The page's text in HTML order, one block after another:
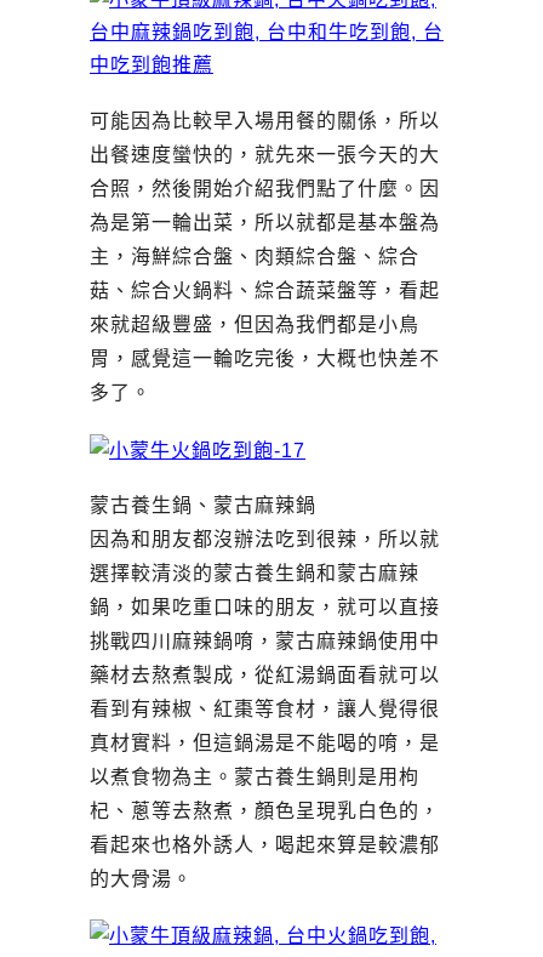
可能因為比較早入場用餐的關係，所以
出餐速度蠻快的，就先來一張今天的大
合照，然後開始介紹我們點了什麼。因
為是第一輪出菜，所以就都是基本盤為
主，海鮮綜合盤、肉類綜合盤、綜合
菇、綜合火鍋料、綜合蔬菜盤等，看起
來就超級豐盛，但因為我們都是小鳥
胃，感覺這一輪吃完後，大概也快差不
多了。
蒙古養生鍋、蒙古麻辣鍋
因為和朋友都沒辦法吃到很辣，所以就
選擇較清淡的蒙古養生鍋和蒙古麻辣
鍋，如果吃重口味的朋友，就可以直接
挑戰四川麻辣鍋唷，蒙古麻辣鍋使用中
藥材去熬煮製成，從紅湯鍋面看就可以
看到有辣椒、紅棗等食材，讓人覺得很
真材實料，但這鍋湯是不能喝的唷，是
以煮食物為主。蒙古養生鍋則是用枸
杞、蔥等去熬煮，顏色呈現乳白色的，
看起來也格外誘人，喝起來算是較濃郁
的大骨湯。